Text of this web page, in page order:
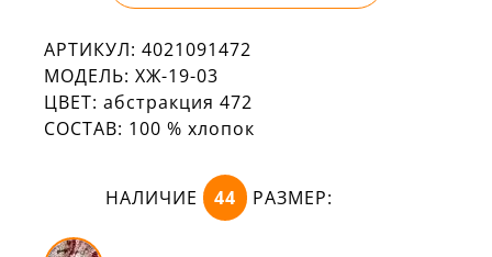
АРТИКУЛ: 4021091472
МОДЕЛЬ: ХЖ-19-03
ЦВЕТ: абстракция 472
СОСТАВ: 100 % хлопок
НАЛИЧИЕ 44 РАЗМЕР: